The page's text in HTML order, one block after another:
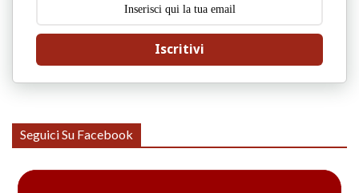
Iscritivi
Seguici Su Facebook